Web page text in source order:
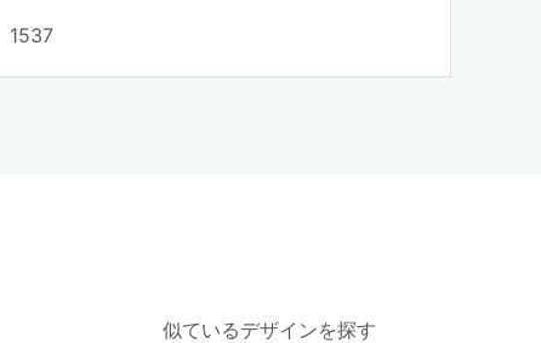
1537
似ているデザインを探す